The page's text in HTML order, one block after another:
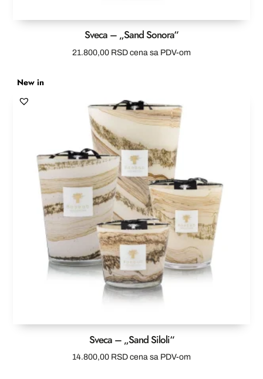
Sveca – „Sand Sonora“
21.800,00 RSD cena sa PDV-om
New in
Sveca – „Sand Siloli“
14.800,00 RSD cena sa PDV-om